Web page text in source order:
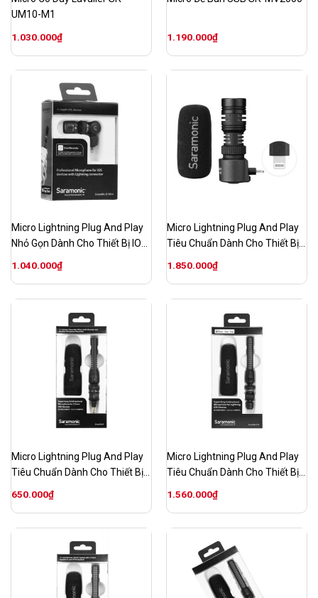
UM10-M1
1.030.000₫ 1.190.000₫
Micro Lightning Plug And Play
Nhỏ Gọn Dành Cho Thiết Bị IOS
SR-SmartMic Di Mini
1.040.000₫
Micro Lightning Plug And Play
Tiêu Chuẩn Dành Cho Thiết Bị
IOS SR-SmartMic+Di
1.850.000₫
Micro Lightning Plug And Play
Tiêu Chuẩn Dành Cho Thiết Bị
IOS SR-SmartMic5
650.000₫
Micro Lightning Plug And Play
Tiêu Chuẩn Dành Cho Thiết Bị
IOS SR-SmartMic5 Di
1.560.000₫